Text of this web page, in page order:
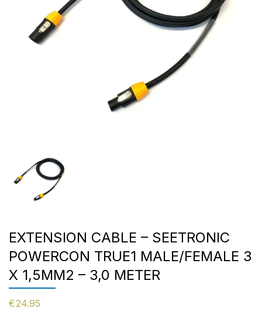
EXTENSION CABLE – SEETRONIC
POWERCON TRUE1 MALE/FEMALE 3
X 1,5MM2 – 3,0 METER
€24.95